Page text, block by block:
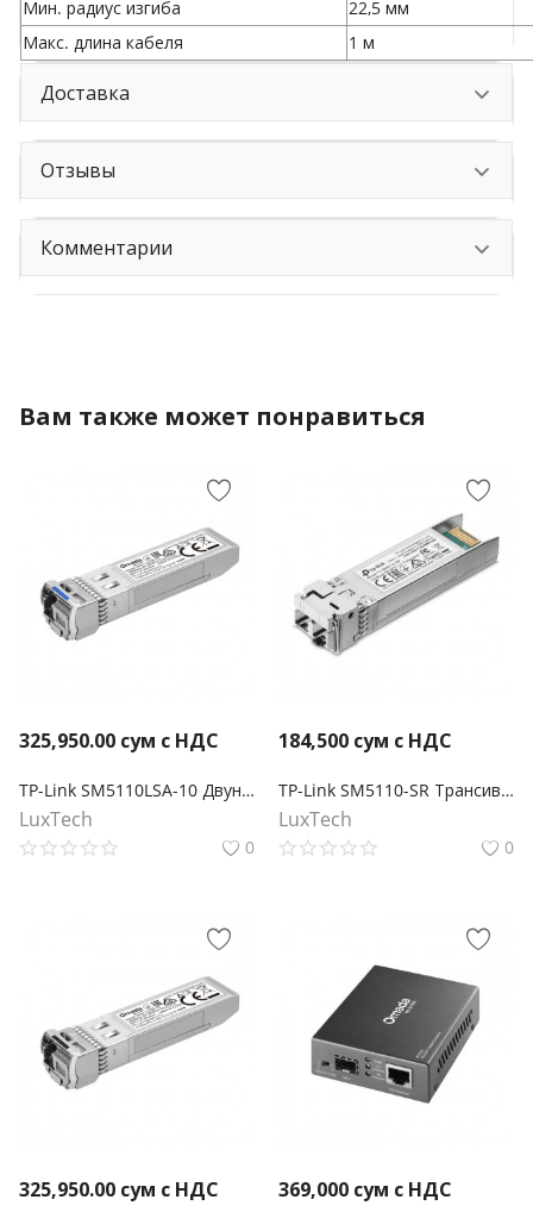
Мин. радиус изгиба
22,5 мм
Макс. длина кабеля
1 м
Доставка
Отзывы
Комментарии
Вам также может понравиться
325,950.00 сум с НДС
TP-Link SM5110LSA-10 Двунаправленный модуль Omada 10GBase-BX WDM SFP+ LC
LuxTech
0
184,500 сум с НДС
TP-Link SM5110-SR Трансивер 10GBase-SR SFP+ LC
LuxTech
0
325,950.00 сум с НДС 369,000 сум с НДС